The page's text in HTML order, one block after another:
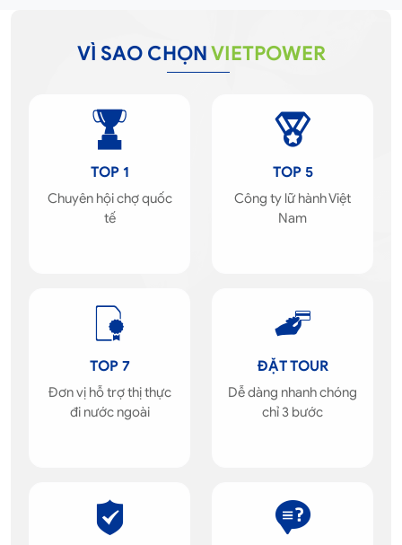
VÌ SAO CHỌNVIETPOWER
TOP 1
Chuyên hội chợ quốc
tế
TOP 5
Công ty lữ hành Việt
Nam
TOP 7
Đơn vị hỗ trợ thị thực
đi nước ngoài
ĐẶT TOUR
Dễ dàng nhanh chóng
chỉ 3 bước